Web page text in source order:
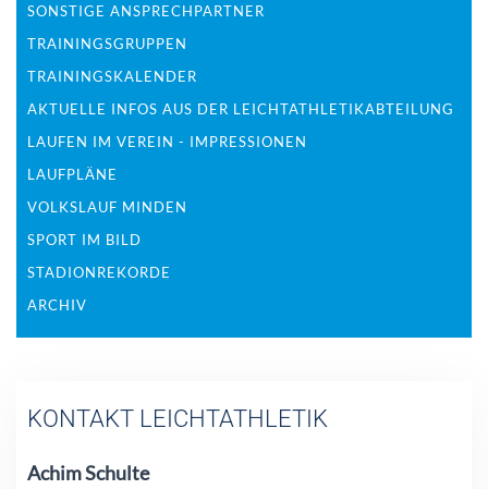
SONSTIGE ANSPRECHPARTNER
TRAININGSGRUPPEN
TRAININGSKALENDER
AKTUELLE INFOS AUS DER LEICHTATHLETIKABTEILUNG
LAUFEN IM VEREIN - IMPRESSIONEN
LAUFPLÄNE
VOLKSLAUF MINDEN
SPORT IM BILD
STADIONREKORDE
ARCHIV
KONTAKT LEICHTATHLETIK
Achim Schulte